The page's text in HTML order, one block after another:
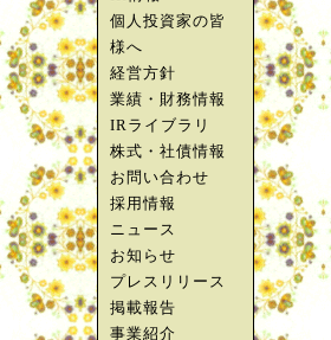
個人投資家の皆
様へ
経営方針
業績・財務情報
IRライブラリ
株式・社債情報
お問い合わせ
採用情報
ニュース
お知らせ
プレスリリース
掲載報告
事業紹介